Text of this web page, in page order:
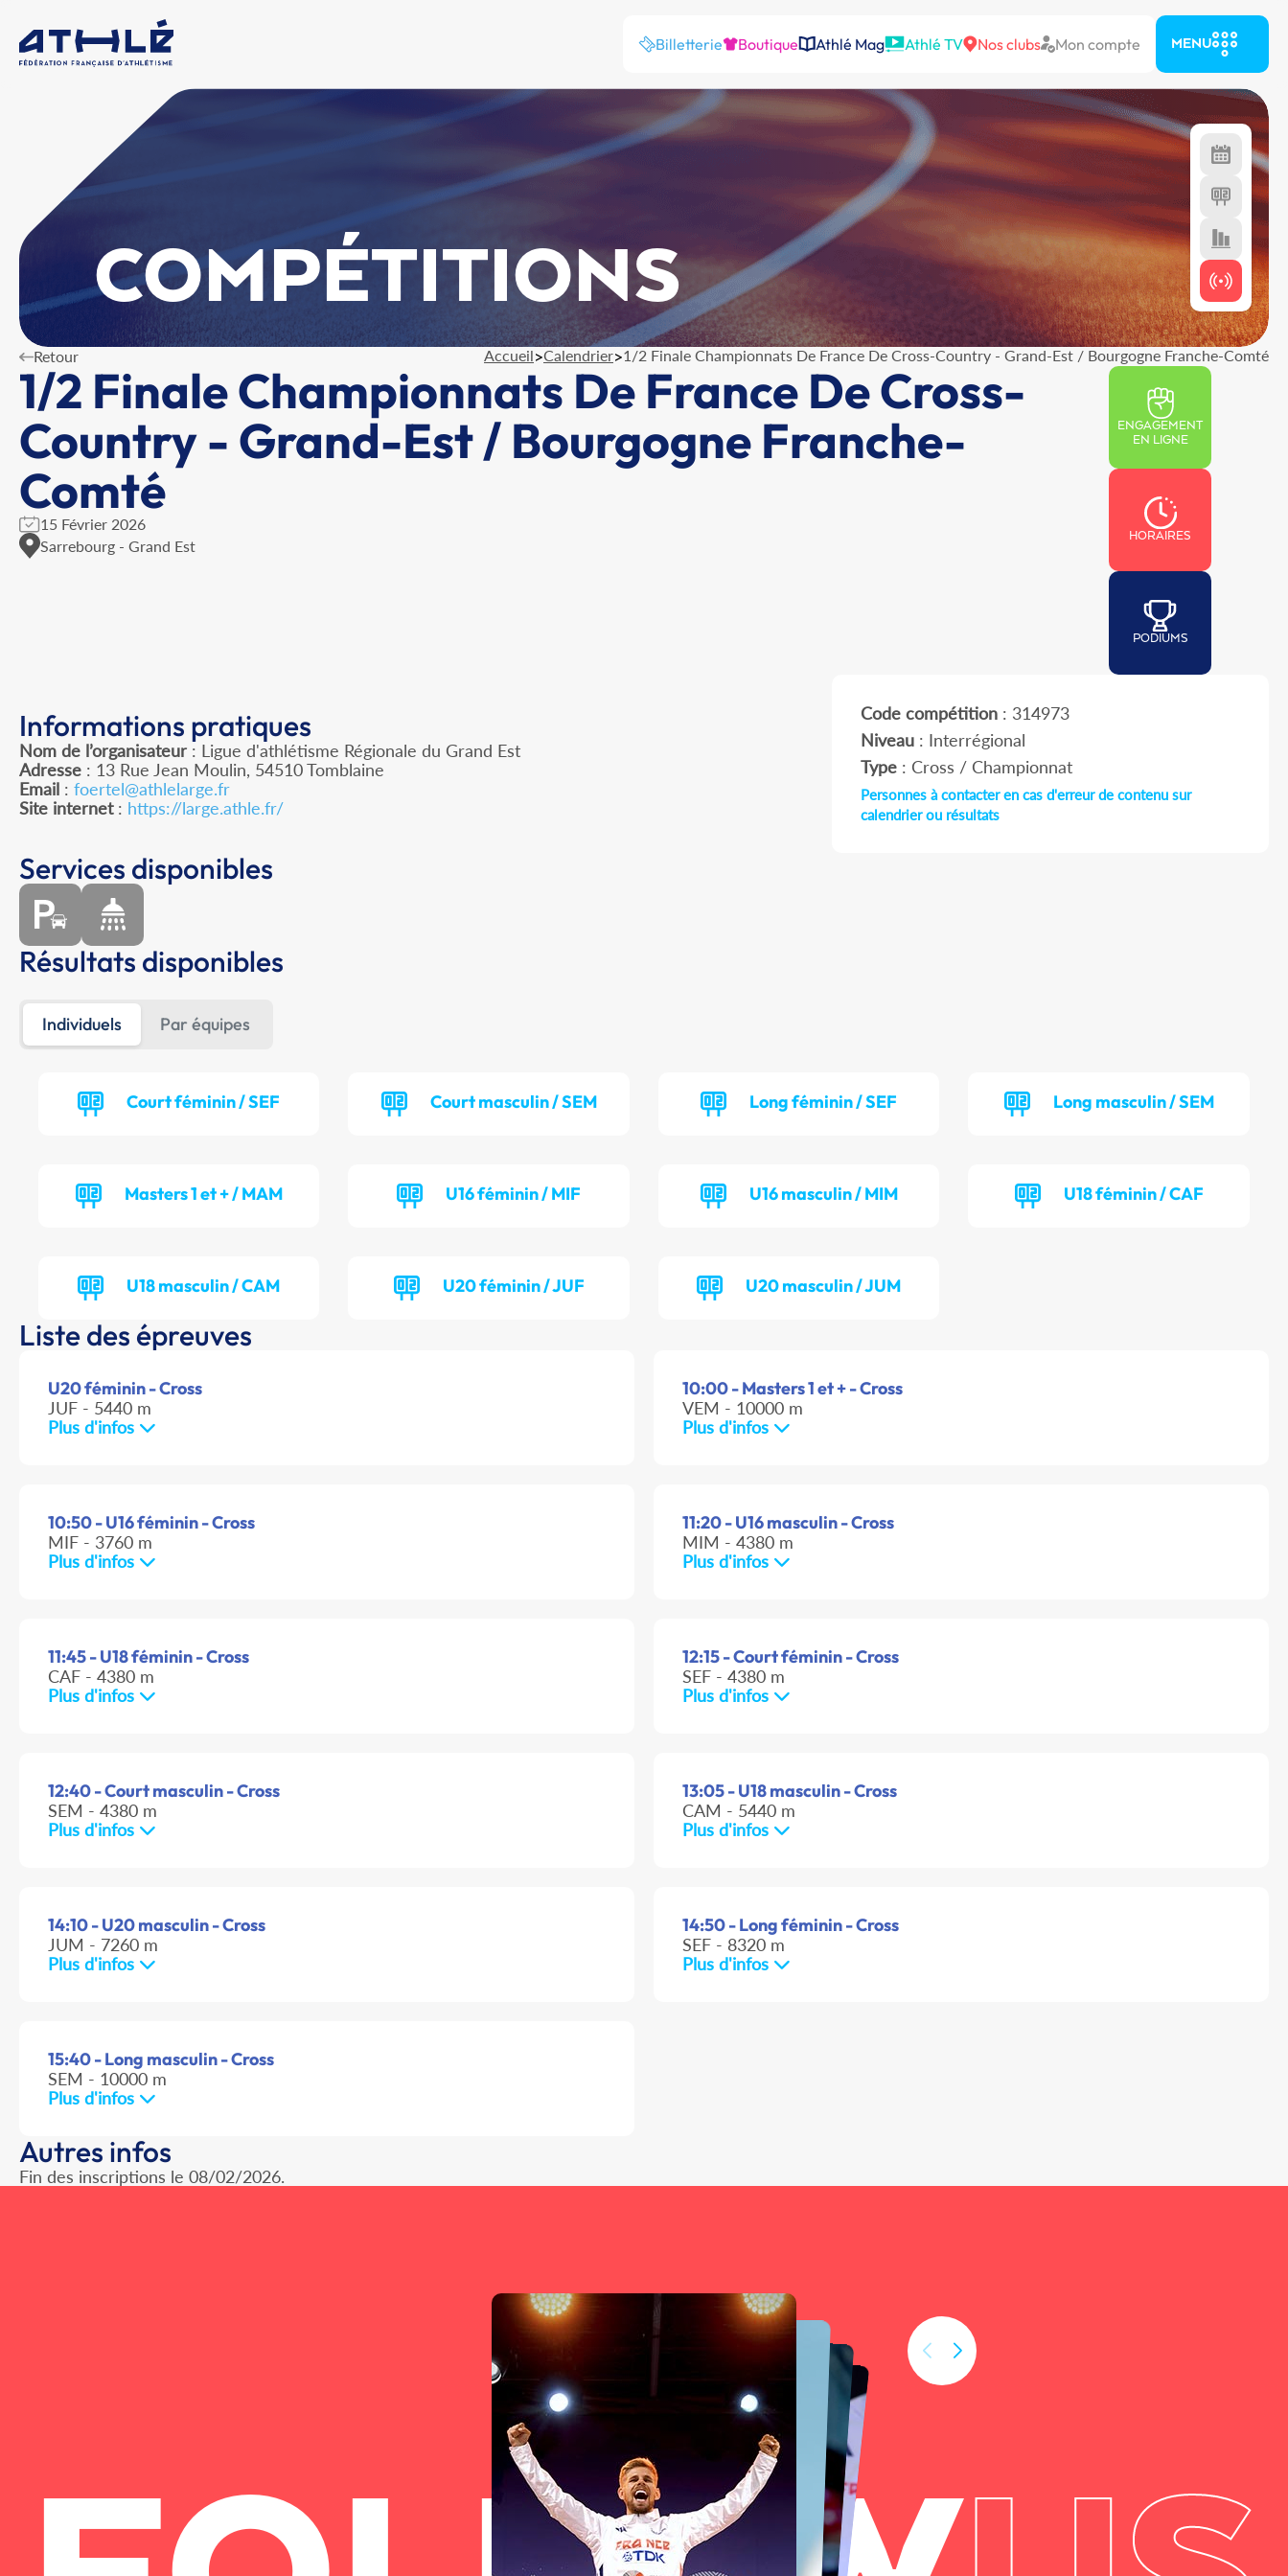
Billetterie Boutique Athlé Mag Athlé TV Nos clubs Mon compte MENU
COMPÉTITIONS
Retour Accueil>Calendrier>1/2 Finale Championnats De France De Cross-Country - Grand-Est / Bourgogne Franche-Comté
1/2 Finale Championnats De France De Cross-
Country - Grand-Est / Bourgogne Franche-
Comté
15 Février 2026
Sarrebourg - Grand Est
ENGAGEMENT
EN LIGNE
HORAIRES
PODIUMS
Informations pratiques
Nom de l’organisateur : Ligue d'athlétisme Régionale du Grand Est
Adresse : 13 Rue Jean Moulin, 54510 Tomblaine
Email : foertel@athlelarge.fr
Site internet: https://large.athle.fr/
Code compétition: 314973
Niveau: Interrégional
Type: Cross / Championnat
Personnes à contacter en cas d'erreur de contenu sur
calendrier ou résultats
Services disponibles
Résultats disponibles
Individuels Par équipes
Court féminin / SEF Court masculin / SEM Long féminin / SEF Long masculin / SEM
Masters 1 et + / MAM U16 féminin / MIF U16 masculin / MIM U18 féminin / CAF
U18 masculin / CAM U20 féminin / JUF U20 masculin / JUM
Liste des épreuves
U20 féminin - Cross
JUF - 5440 m
Plus d'infos
10:00 - Masters 1 et + - Cross
VEM - 10000 m
Plus d'infos
10:50 - U16 féminin - Cross
MIF - 3760 m
Plus d'infos
11:20 - U16 masculin - Cross
MIM - 4380 m
Plus d'infos
11:45 - U18 féminin - Cross
CAF - 4380 m
Plus d'infos
12:15 - Court féminin - Cross
SEF - 4380 m
Plus d'infos
12:40 - Court masculin - Cross
SEM - 4380 m
Plus d'infos
13:05 - U18 masculin - Cross
CAM - 5440 m
Plus d'infos
14:10 - U20 masculin - Cross
JUM - 7260 m
Plus d'infos
14:50 - Long féminin - Cross
SEF - 8320 m
Plus d'infos
15:40 - Long masculin - Cross
SEM - 10000 m
Plus d'infos
Autres infos
Fin des inscriptions le 08/02/2026.